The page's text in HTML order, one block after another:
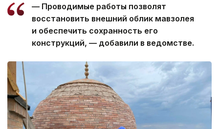
— Проводимые работы позволят
восстановить внешний облик мавзолея
и обеспечить сохранность его
конструкций, — добавили в ведомстве.